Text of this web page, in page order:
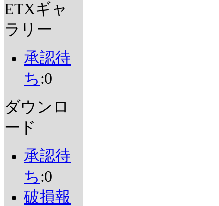
ETXギャ
ラリー
承認待
ち :0
ダウンロ
ード
承認待
ち :0
破損報